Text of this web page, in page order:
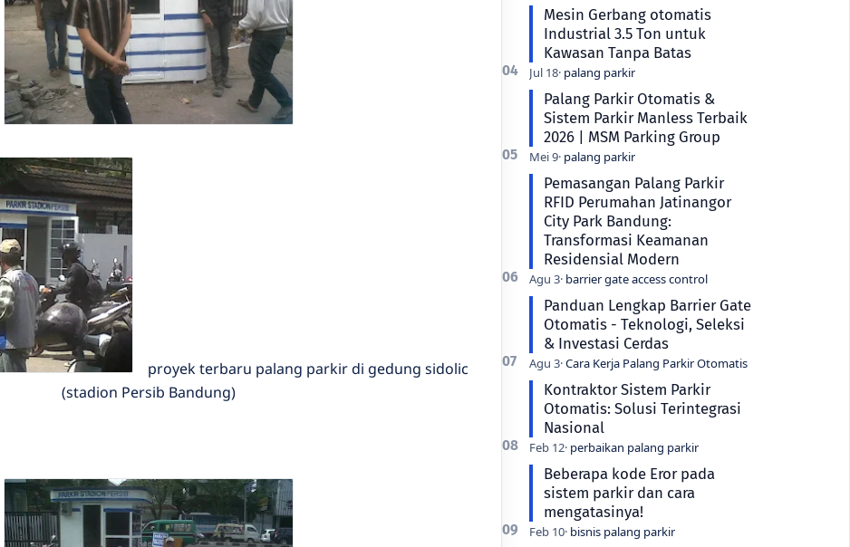
proyek terbaru palang parkir di gedung sidolic
(stadion Persib Bandung)
Mesin Gerbang otomatis
Industrial 3.5 Ton untuk
Kawasan Tanpa Batas
Palang Parkir Otomatis &
Sistem Parkir Manless Terbaik
2026 | MSM Parking Group
Pemasangan Palang Parkir
RFID Perumahan Jatinangor
City Park Bandung:
Transformasi Keamanan
Residensial Modern
Panduan Lengkap Barrier Gate
Otomatis - Teknologi, Seleksi
& Investasi Cerdas
Kontraktor Sistem Parkir
Otomatis: Solusi Terintegrasi
Nasional
Beberapa kode Eror pada
sistem parkir dan cara
mengatasinya!